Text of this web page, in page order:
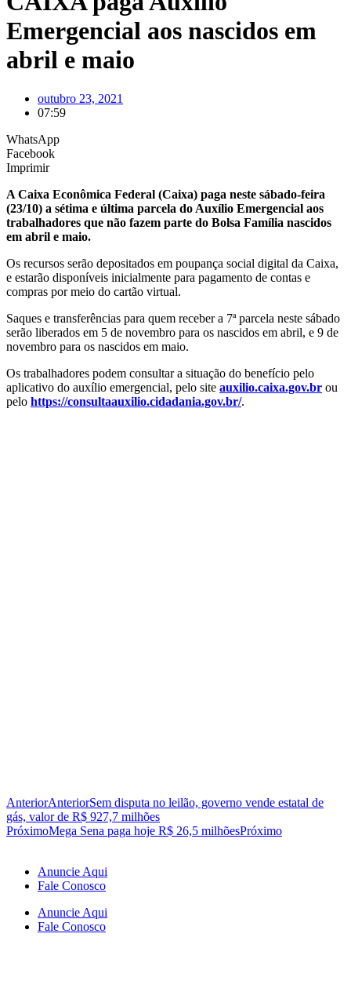
Emergencial aos nascidos em
abril e maio
outubro 23, 2021
07:59
WhatsApp
Facebook
Imprimir
A Caixa Econômica Federal (Caixa) paga neste sábado-feira
(23/10) a sétima e última parcela do Auxílio Emergencial aos
trabalhadores que não fazem parte do Bolsa Família nascidos
em abril e maio.
Os recursos serão depositados em poupança social digital da Caixa,
e estarão disponíveis inicialmente para pagamento de contas e
compras por meio do cartão virtual.
Saques e transferências para quem receber a 7ª parcela neste sábado
serão liberados em 5 de novembro para os nascidos em abril, e 9 de
novembro para os nascidos em maio.
Os trabalhadores podem consultar a situação do benefício pelo
aplicativo do auxílio emergencial, pelo site auxilio.caixa.gov.br ou
pelo https://consultaauxilio.cidadania.gov.br/.
AnteriorAnteriorSem disputa no leilão, governo vende estatal de
gás, valor de R$ 927,7 milhões
PróximoMega Sena paga hoje R$ 26,5 milhõesPróximo
Anuncie Aqui
Fale Conosco
Anuncie Aqui
Fale Conosco